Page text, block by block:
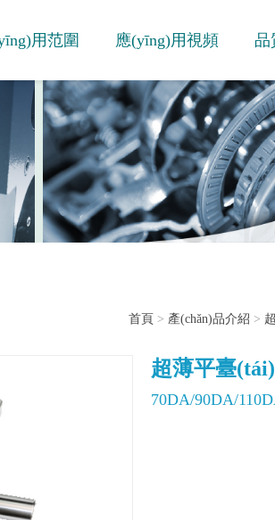
用范圍 應(yīng)用視頻 品
首頁 > 產(chǎn)品介紹 >
超薄平臺
70DA/90DA/